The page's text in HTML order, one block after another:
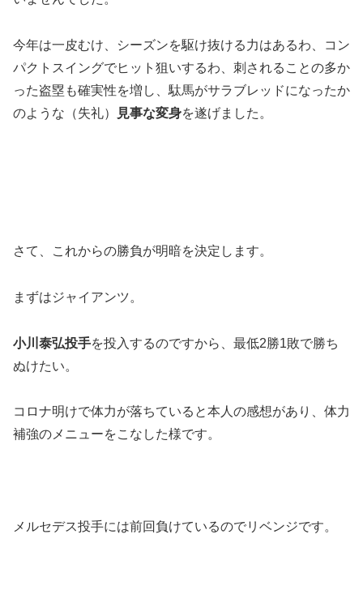
今年は一皮むけ、シーズンを駆け抜ける力はあるわ、コン
パクトスイングでヒット狙いするわ、刺されることの多か
った盗塁も確実性を増し、駄馬がサラブレッドになったか
のような（失礼）
見事な変身を遂げました。
さて、これからの勝負が明暗を決定します。
まずはジャイアンツ。
小川泰弘投手を投入するのですから、最低2勝1敗で勝ち
ぬけたい。
コロナ明けで体力が落ちていると本人の感想があり、体力
補強のメニューをこなした様です。
メルセデス投手には前回負けているのでリベンジです。